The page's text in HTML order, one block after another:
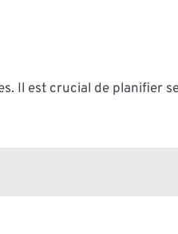
Il est crucial de planifier